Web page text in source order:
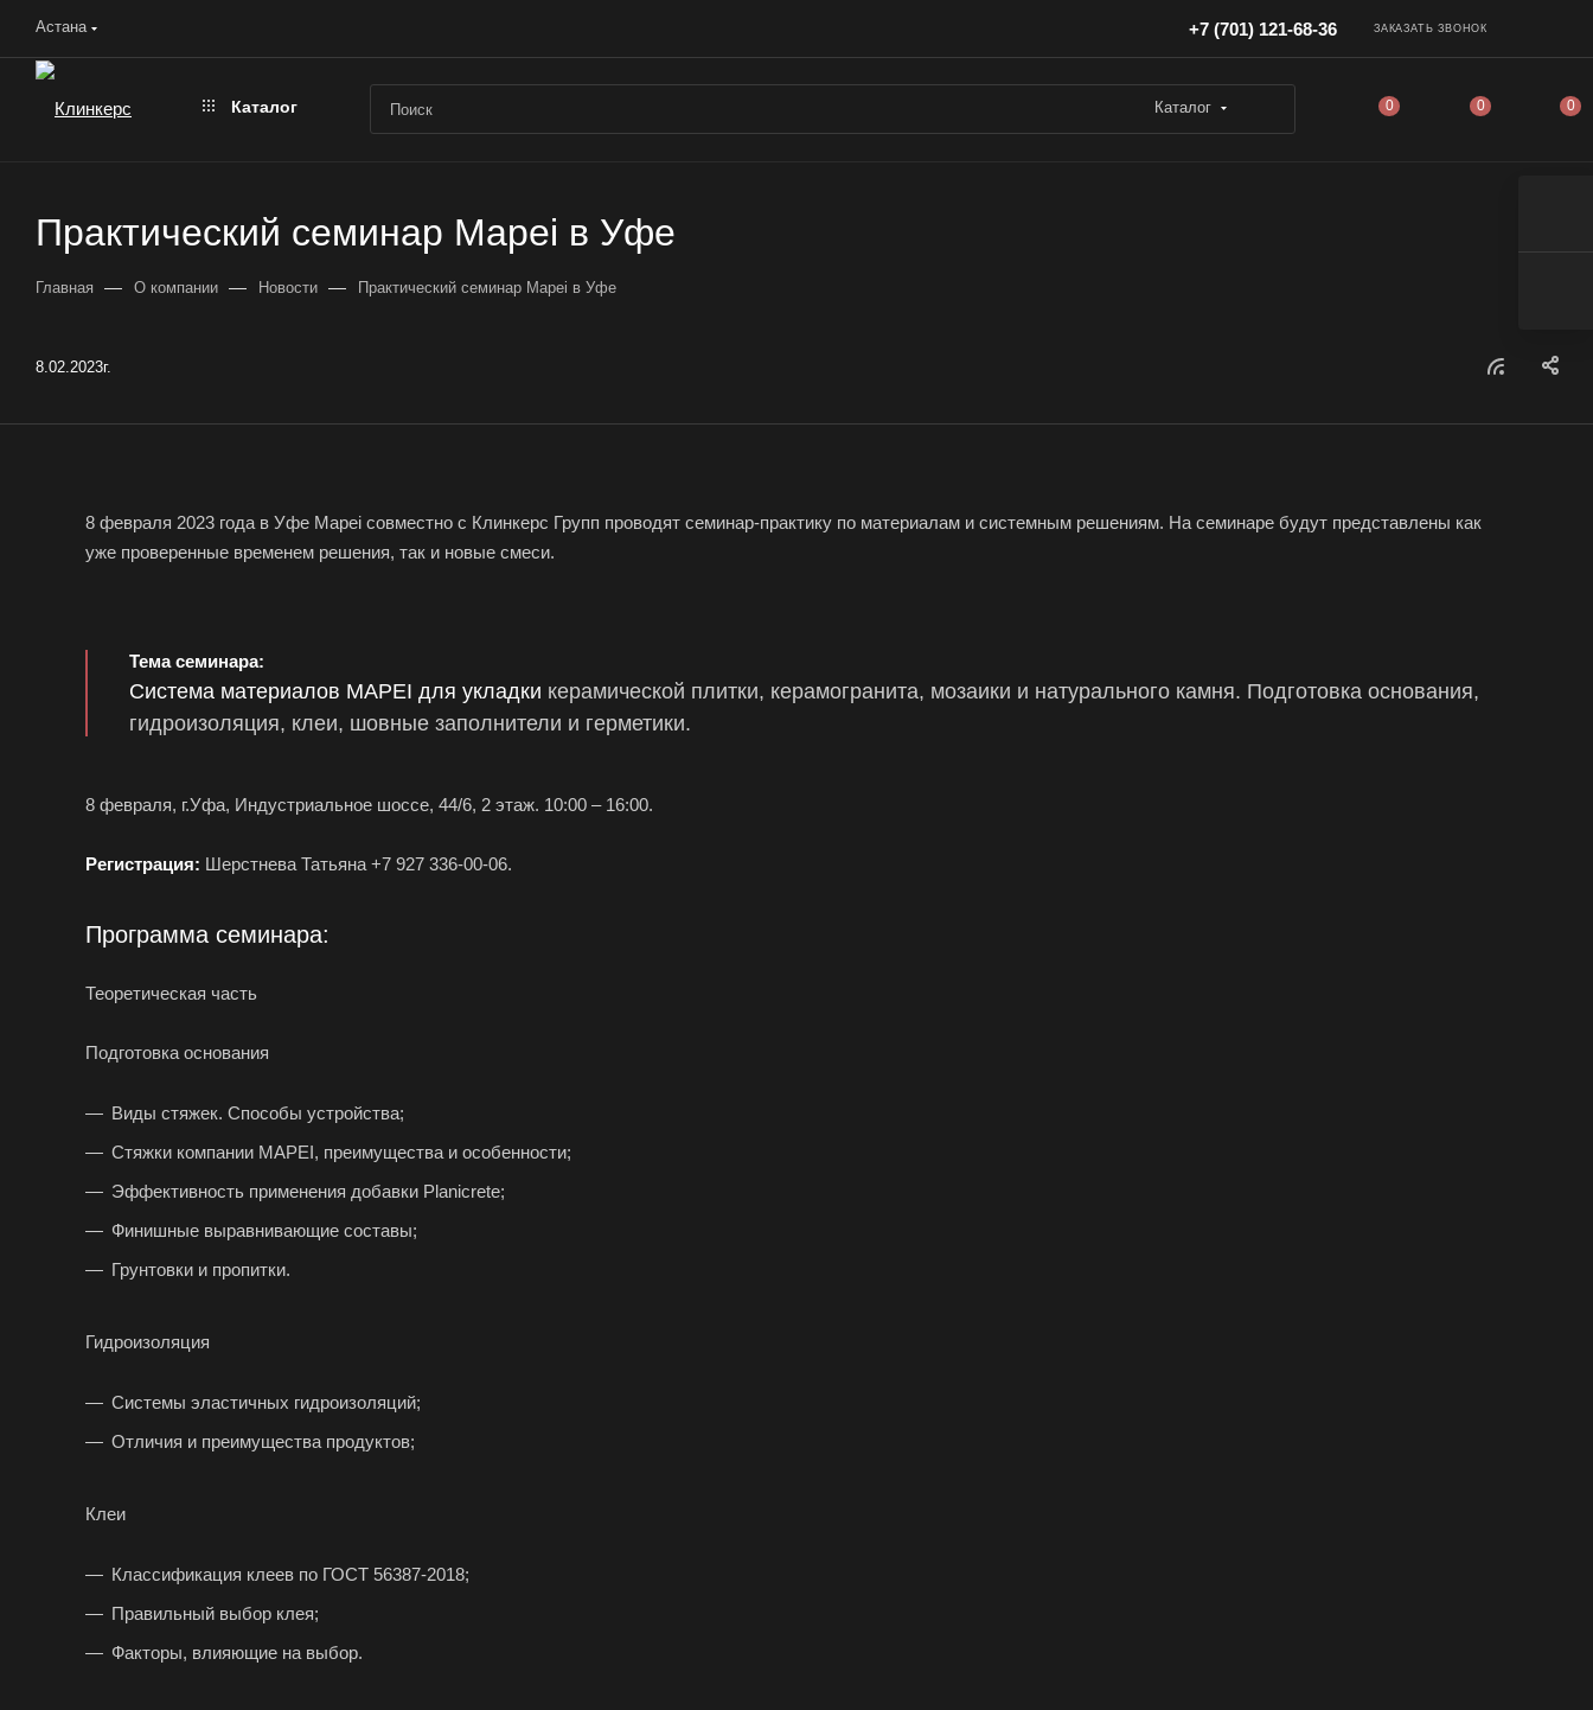
Астана +7 (701) 121-68-36 ЗАКАЗАТЬ ЗВОНОК
Каталог Каталог 0 0 0
Практический семинар Mapei в Уфе
Главная — О компании — Новости — Практический семинар Mapei в Уфе
8.02.2023г.
8 февраля 2023 года в Уфе Mapei совместно с Клинкерс Групп проводят семинар-практику по материалам и системным решениям. На семинаре будут представлены как
уже проверенные временем решения, так и новые смеси.
Тема семинара:
Система материалов MAPEI для укладки керамической плитки, керамогранита, мозаики и натурального камня. Подготовка основания,
гидроизоляция, клеи, шовные заполнители и герметики.
8 февраля, г.Уфа, Индустриальное шоссе, 44/6, 2 этаж. 10:00 – 16:00.
Регистрация: Шерстнева Татьяна +7 927 336-00-06.
Программа семинара:
Теоретическая часть
Подготовка основания
Виды стяжек. Способы устройства;
Стяжки компании MAPEI, преимущества и особенности;
Эффективность применения добавки Planicrete;
Финишные выравнивающие составы;
Грунтовки и пропитки.
Гидроизоляция
Системы эластичных гидроизоляций;
Отличия и преимущества продуктов;
Клеи
Классификация клеев по ГОСТ 56387-2018;
Правильный выбор клея;
Факторы, влияющие на выбор.